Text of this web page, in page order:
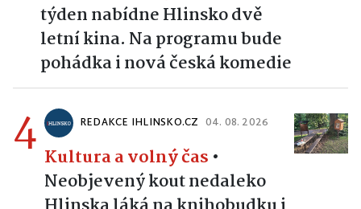
REDAKCE IHLINSKO.CZ 02. 08. 2026
Kultura a volný čas•Příští
týden nabídne Hlinsko dvě
letní kina. Na programu bude
pohádka i nová česká komedie
REDAKCE IHLINSKO.CZ 04. 08. 2026